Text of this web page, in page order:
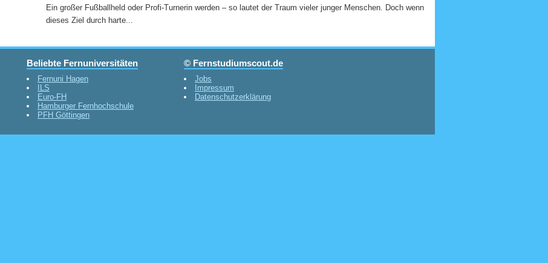
Ein großer Fußballheld oder Profi-Turnerin werden – so lautet der Traum vieler junger Menschen. Doch wenn
dieses Ziel durch harte...
Beliebte Fernuniversitäten
Fernuni Hagen
ILS
Euro-FH
Hamburger Fernhochschule
PFH Göttingen
© Fernstudiumscout.de
Jobs
Impressum
Datenschutzerklärung